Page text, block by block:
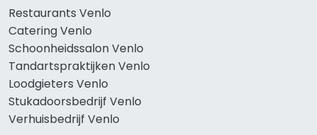
Restaurants Venlo
Catering Venlo
Schoonheidssalon Venlo
Tandartspraktijken Venlo
Loodgieters Venlo
Stukadoorsbedrijf Venlo
Verhuisbedrijf Venlo